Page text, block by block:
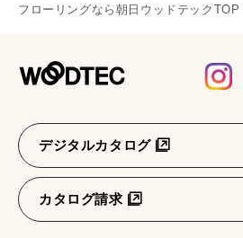
フローリングなら朝日ウッドテックTOP
デジタルカタログ
カタログ請求